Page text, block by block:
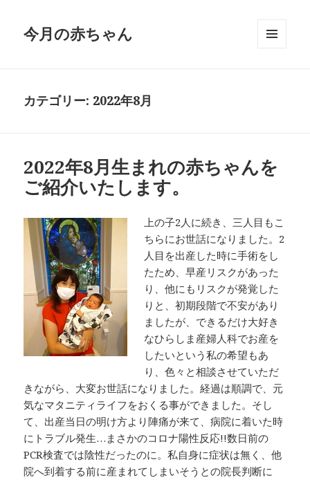
今月の赤ちゃん
カテゴリー: 2022年8月
2022年8月生まれの赤ちゃんを
ご紹介いたします。
上の子2人に続き、三人目もこ
ちらにお世話になりました。2
人目を出産した時に手術をし
たため、早産リスクがあった
り、他にもリスクが発覚した
りと、初期段階で不安があり
ましたが、できるだけ大好き
なひらしま産婦人科でお産を
したいという私の希望もあ
り、色々と相談させていただ
きながら、大変お世話になりました。経過は順調で、元
気なマタニティライフをおくる事ができました。そし
て、出産当日の明け方より陣痛が来て、病院に着いた時
にトラブル発生…まさかのコロナ陽性反応!!数日前の
PCR検査では陰性だったのに。私自身に症状は無く、他
院へ到着する前に産まれてしまいそうとの院長判断に